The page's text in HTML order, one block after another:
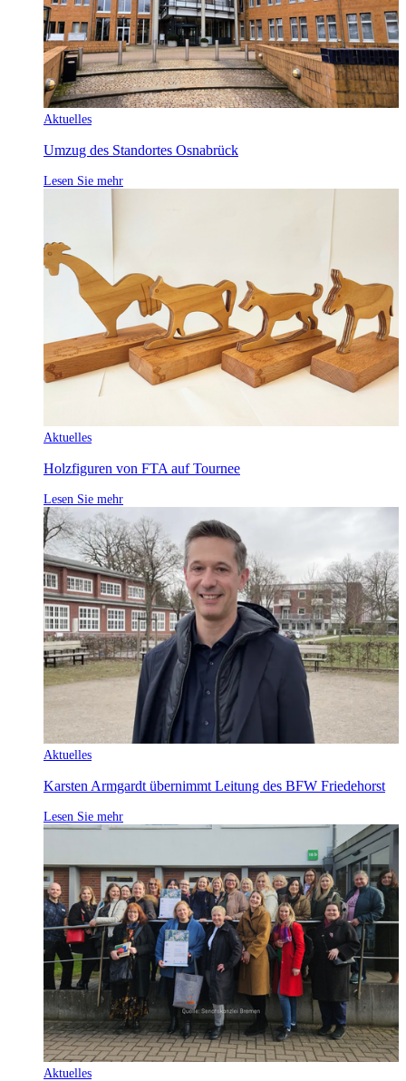
Aktuelles
Umzug des Standortes Osnabrück
Lesen Sie mehr
Aktuelles
Holzfiguren von FTA auf Tournee
Lesen Sie mehr
Aktuelles
Karsten Armgardt übernimmt Leitung des BFW Friedehorst
Lesen Sie mehr
Aktuelles